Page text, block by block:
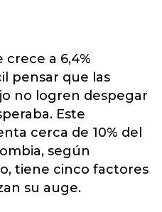
a 6,4%
pensar que las
no logren despegar
Este
cerca de 10% del
según
tiene cinco factores
su auge.